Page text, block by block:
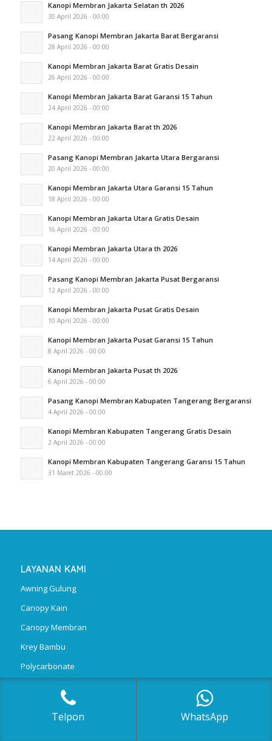
Kanopi Membran Jakarta Selatan th 2026
30 April 2026 - 00:00
Pasang Kanopi Membran Jakarta Barat Bergaransi
28 April 2026 - 00:00
Kanopi Membran Jakarta Barat Gratis Desain
26 April 2026 - 00:00
Kanopi Membran Jakarta Barat Garansi 15 Tahun
24 April 2026 - 00:00
Kanopi Membran Jakarta Barat th 2026
22 April 2026 - 00:00
Pasang Kanopi Membran Jakarta Utara Bergaransi
20 April 2026 - 00:00
Kanopi Membran Jakarta Utara Garansi 15 Tahun
18 April 2026 - 00:00
Kanopi Membran Jakarta Utara Gratis Desain
16 April 2026 - 00:00
Kanopi Membran Jakarta Utara th 2026
14 April 2026 - 00:00
Pasang Kanopi Membran Jakarta Pusat Bergaransi
12 April 2026 - 00:00
Kanopi Membran Jakarta Pusat Gratis Desain
10 April 2026 - 00:00
Kanopi Membran Jakarta Pusat Garansi 15 Tahun
8 April 2026 - 00:00
Kanopi Membran Jakarta Pusat th 2026
6 April 2026 - 00:00
Pasang Kanopi Membran Kabupaten Tangerang Bergaransi
4 April 2026 - 00:00
Kanopi Membran Kabupaten Tangerang Gratis Desain
2 April 2026 - 00:00
Kanopi Membran Kabupaten Tangerang Garansi 15 Tahun
31 Maret 2026 - 00:00
LAYANAN KAMI
Awning Gulung
Canopy Kain
Canopy Membran
Krey Bambu
Polycarbonate
Telpon WhatsApp